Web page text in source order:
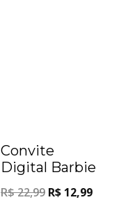
Convite
Digital Barbie
R$22,99 R$ 12,99